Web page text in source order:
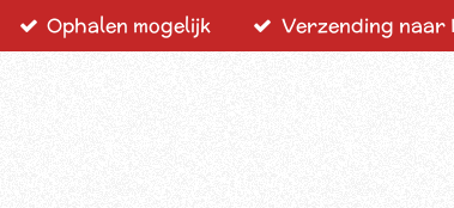
Ophalen mogelijk Verzending naar